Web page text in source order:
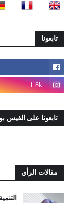
تابعونا
1.8k
تابعونا على الفيس
مقالات الرأي